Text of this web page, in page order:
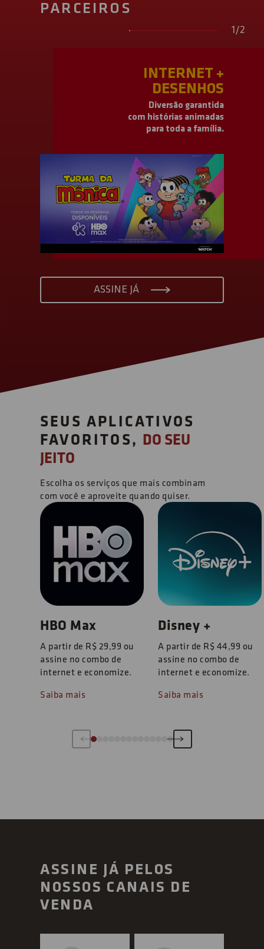
PARCEIROS
1/2
INTERNET +
DESENHOS
Diversão garantida
com histórias animadas
para toda a família.
ASSINE JÁ
SEUS APLICATIVOS
FAVORITOS, DO SEU
JEITO
Escolha os serviços que mais combinam
com você e aproveite quando quiser.
HBO Max
A partir de R$ 29,99 ou
assine no combo de
internet e economize.
Saiba mais
Disney +
A partir de R$ 44,99 ou
assine no combo de
internet e economize.
Saiba mais
ASSINE JÁ PELOS
NOSSOS CANAIS DE
VENDA